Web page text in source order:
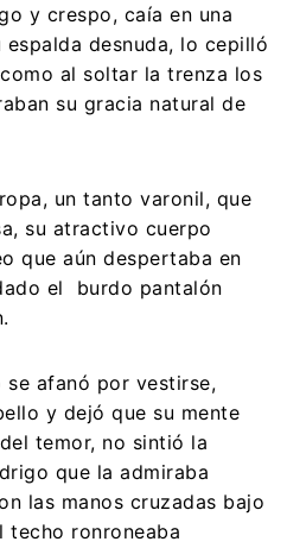
y crespo, caía en una
desnuda, lo cepilló
al soltar la trenza los
su gracia natural de
un tanto varonil, que
su atractivo cuerpo
que aún despertaba en
el burdo pantalón
se afanó por vestirse,
y dejó que su mente
temor, no sintió la
que la admiraba
las manos cruzadas bajo
techo ronroneaba